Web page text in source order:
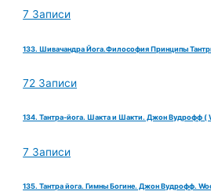
7 Записи
133. Шивачандра Йога.Философия Принципы
72 Записи
134. Тантра-йога. Шакта и Шакти. Джон Вудрофф (
7 Записи
135. Тантра йога. Гимны Богине. Джон Вудрофф.